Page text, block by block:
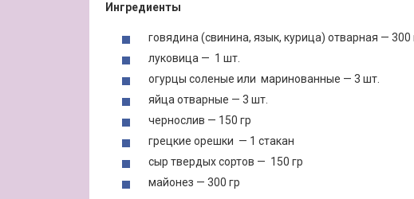
Ингредиенты
говядина (свинина, язык, курица) отварная — 300
луковица — 1 шт.
огурцы соленые или маринованные — 3 шт.
яйца отварные — 3 шт.
чернослив — 150 гр
грецкие орешки — 1 стакан
сыр твердых сортов — 150 гр
майонез — 300 гр